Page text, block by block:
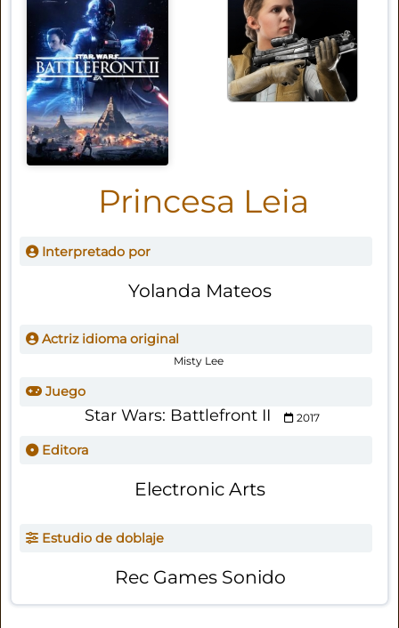
Princesa Leia
Interpretado por
Yolanda Mateos
Actriz idioma original
Misty Lee
Juego
Star Wars: Battlefront II 2017
Editora
Electronic Arts
Estudio de doblaje
Rec Games Sonido